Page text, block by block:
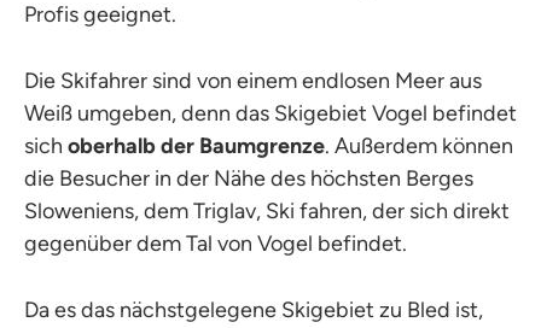
Profis geeignet.
Die Skifahrer sind von einem endlosen Meer aus
Weiß umgeben, denn das Skigebiet Vogel befindet
sich oberhalb der Baumgrenze. Außerdem können
die Besucher in der Nähe des höchsten Berges
Sloweniens, dem Triglav, Ski fahren, der sich direkt
gegenüber dem Tal von Vogel befindet.
Da es das nächstgelegene Skigebiet zu Bled ist,